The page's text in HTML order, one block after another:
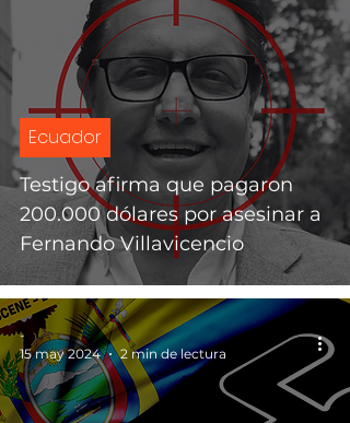
Testigo afirma que pagaron
200.000 dólares por asesinar a
Fernando Villavicencio
Ecuador
-
15 may 2024
2 min de lectura